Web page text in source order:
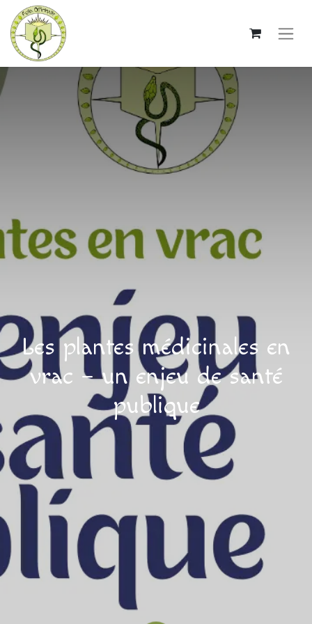
Les plantes médicinales en
vrac – un enjeu de santé
publique